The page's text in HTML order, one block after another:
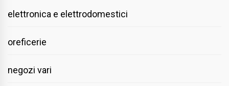
elettronica e elettrodomestici
oreficerie
negozi vari